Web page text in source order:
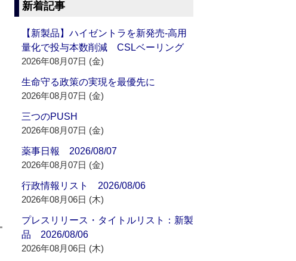
新着記事
【新製品】ハイゼントラを新発売‐高用
量化で投与本数削減 CSLベーリング
2026年08月07日 (金)
生命守る政策の実現を最優先に
2026年08月07日 (金)
三つのPUSH
2026年08月07日 (金)
薬事日報 2026/08/07
2026年08月07日 (金)
行政情報リスト 2026/08/06
2026年08月06日 (木)
プレスリリース・タイトルリスト：新製
品 2026/08/06
2026年08月06日 (木)